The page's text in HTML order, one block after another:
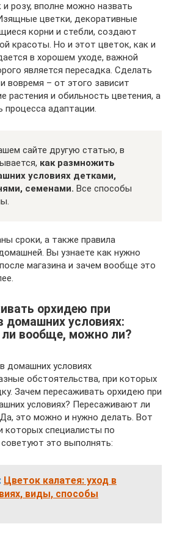
розу, вполне можно назвать
цветки, декоративные
корни и стебли, создают
красоты. Но и этот цветок, как и
в хорошем уходе, важной
является пересадка. Сделать
вовремя – от этого зависит
растения и обильность цветения, а
процесса адаптации.
сайте другую статью, в
как размножить
условиях детками,
семенами. Все способы
сроки, а также правила
Вы узнаете как нужно
магазина и зачем вообще это
орхидею при
домашних условиях:
вообще, можно ли?
домашних условиях
обстоятельства, при которых
Зачем пересаживать орхидею при
условиях? Пересаживают ли
это можно и нужно делать. Вот
которых специалисты по
это выполнять:
Цветок калатея: уход в
виды, способы